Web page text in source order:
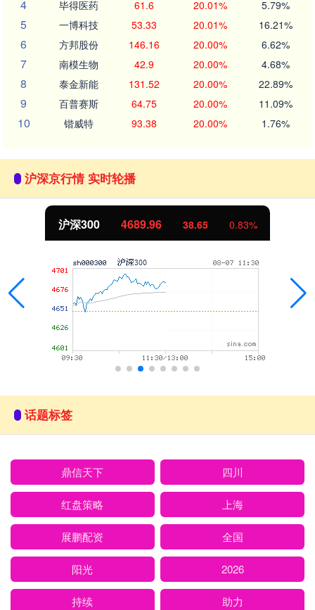
4 毕得医药 61.6 20.01% 5.79%
5 一博科技 53.33 20.01% 16.21%
6 方邦股份 146.16 20.00% 6.62%
7 南模生物 42.9 20.00% 4.68%
8 泰金新能 131.52 20.00% 22.89%
9 百普赛斯 64.75 20.00% 11.09%
10 锴威特 93.38 20.00% 1.76%
沪深京行情 实时轮播
沪深300 4689.96 38.65 0.83%
话题标签
鼎信天下 四川
红盘策略 上海
展鹏配资 全国
阳光 2026
持续 助力